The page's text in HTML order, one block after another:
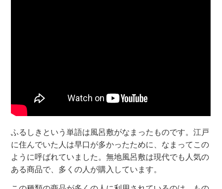
ふるしきという単語は風呂敷がなまったものです。江戸
に住んでいた人は早口が多かったために、なまってこの
ように呼ばれていました。無地風呂敷は現代でも人気の
ある商品で、多くの人が購入しています。